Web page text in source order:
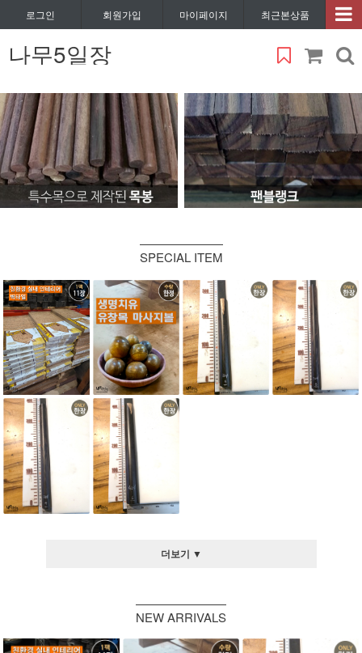
로그인 회원가입 마이페이지 최근본상품
나무5일장
SPECIAL ITEM
더보기 ▼
NEW ARRIVALS